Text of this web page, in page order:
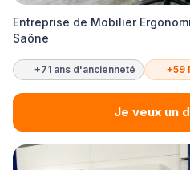
Entreprise de Mobilier
Saône
+71 ans d'ancienneté +59
Je veux un